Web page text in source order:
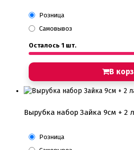
Новый
Тик-
Пищевые
Подложки
Розница
Самовывоз
Осталось 1 шт.
В
Вырубка набор Зайка 9см + 2
Розница